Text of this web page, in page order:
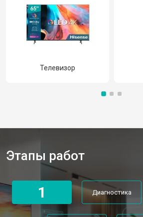
Телевизор
Этапы работ
1 Диагностика